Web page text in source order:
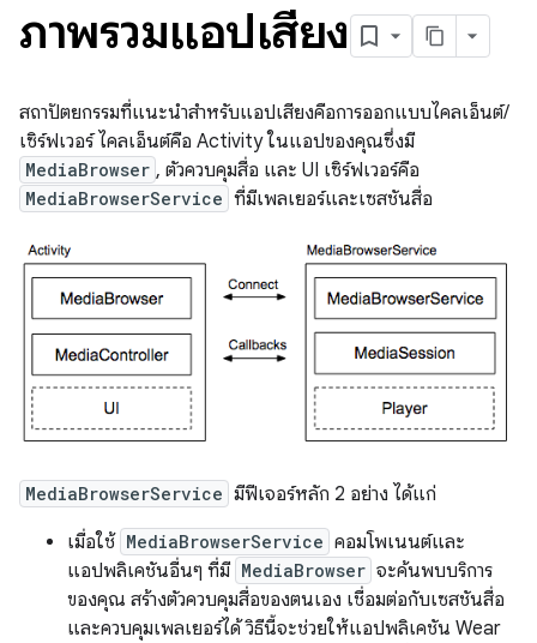
ภาพรวมแอปเสียง
สถาปัตยกรรมที่แนะนำสำหรับแอปเสียงคือการออกแบบไคลเอ็นต์/
เซิร์ฟเวอร์ ไคลเอ็นต์คือ Activity ในแอปของคุณซึ่งมี
MediaBrowser , ตัวควบคุมสื่อ และ UI เซิร์ฟเวอร์คือ
MediaBrowserService ที่มีเพลเยอร์และเซสชันสื่อ
MediaBrowserService มีฟีเจอร์หลัก 2 อย่าง ได้แก่
เมื่อใช้ MediaBrowserService คอมโพเนนต์และ
แอปพลิเคชันอื่นๆ ที่มี MediaBrowser จะค้นพบบริการ
ของคุณ สร้างตัวควบคุมสื่อของตนเอง เชื่อมต่อกับเซสชันสื่อ
และควบคุมเพลเยอร์ได้ วิธีนี้จะช่วยให้แอปพลิเคชัน Wear